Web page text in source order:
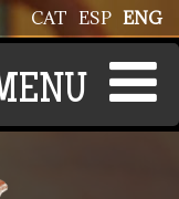
ENG
ESP
CAT